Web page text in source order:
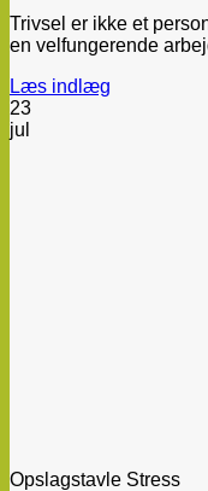
Trivsel er ikke et
en velfungerende
Læs indlæg
23
jul
Opslagstavle Stress